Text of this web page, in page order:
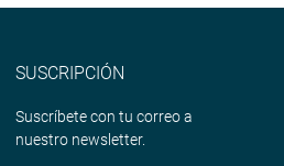
de ser congresista y
SUSCRIPCIÓN
Suscríbete con tu correo a
nuestro newsletter.